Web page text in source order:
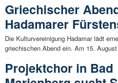
Griechischer
Hadamarer
Die Kulturvereinigung Hadamar lädt
griechischen Abend ein. Am 15.
Projektchor in Bad